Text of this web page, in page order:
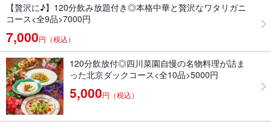
【贅沢に♪】120分飲み放題付き◎本格中華と贅沢なワタリガニ
コース<全9品>7000円
7,000円（税込）
120分飲放付◎四川菜園自慢の名物料理が詰ま
った北京ダックコース<全10品>5000円
5,000円（税込）